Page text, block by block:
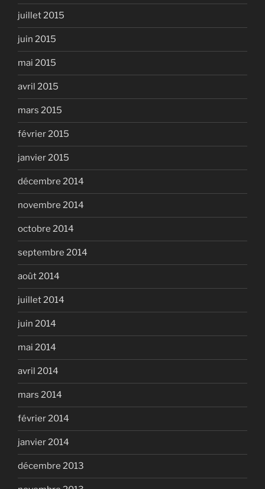
juillet 2015
juin 2015
mai 2015
avril 2015
mars 2015
février 2015
janvier 2015
décembre 2014
novembre 2014
octobre 2014
septembre 2014
août 2014
juillet 2014
juin 2014
mai 2014
avril 2014
mars 2014
février 2014
janvier 2014
décembre 2013